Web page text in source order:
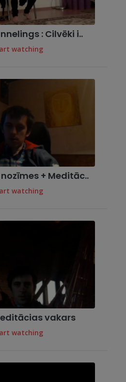
: Cilvēki i..
watching
+ Meditāc..
watching
vakars
watching